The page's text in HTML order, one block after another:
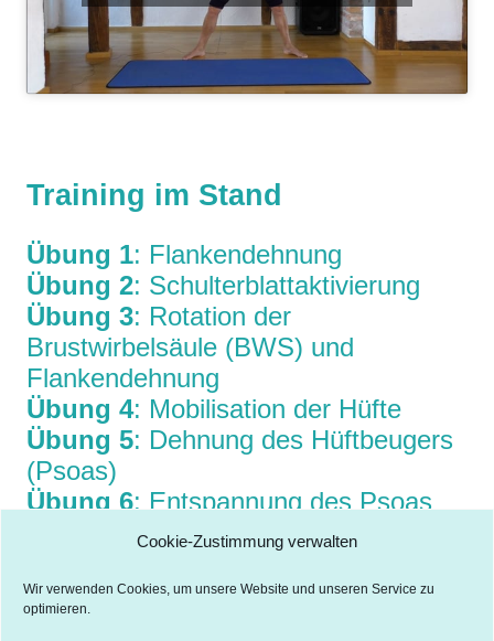
Cookie-Zustimmung verwalten
Wir verwenden Cookies, um unsere Website und unseren Service zu
optimieren.
Training im Stand
Übung 1: Flankendehnung
Übung 2: Schulterblattaktivierung
Übung 3: Rotation der
Brustwirbelsäule (BWS) und
Flankendehnung
Übung 4: Mobilisation der Hüfte
Übung 5: Dehnung des Hüftbeugers
(Psoas)
Übung 6: Entspannung des Psoas
und Dehnung des unteren Rückens